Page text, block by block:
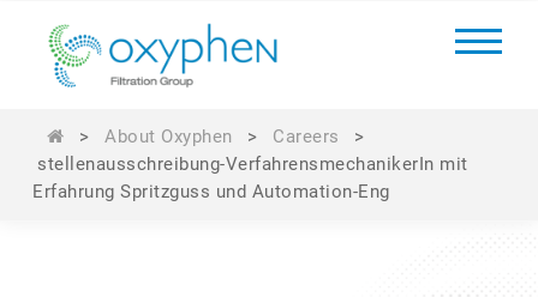
> About Oxyphen > Careers
>
stellenausschreibung-VerfahrensmechanikerIn mit
Erfahrung Spritzguss und Automation-Eng